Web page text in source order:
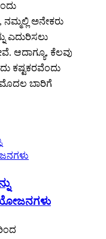
ನಮ್ಮಲ್ಲಿ ಅನೇಕರು
ಎದುರಿಸಲು
ಆದಾಗ್ಯೂ, ಕೆಲವು
ಕಷ್ಟಕರವೆಂದು
ಮೊದಲ ಬಾರಿಗೆ